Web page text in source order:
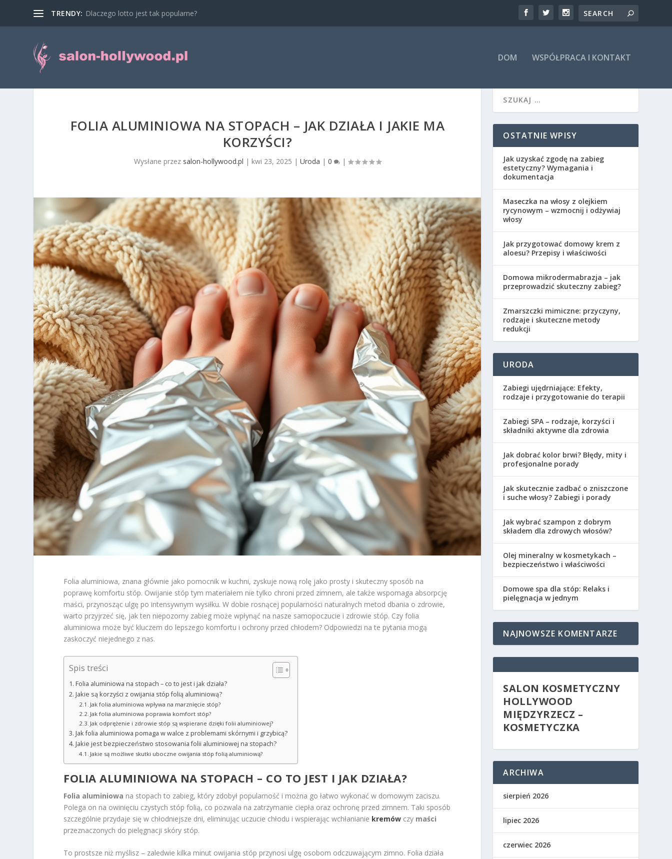
TRENDY: Dlaczego lotto jest tak popularne?
DOM WSPÓŁPRACA I KONTAKT
FOLIA ALUMINIOWA NA STOPACH – JAK DZIAŁA I JAKIE MA
KORZYŚCI?
Wysłane przez salon-hollywood.pl | kwi 23, 2025 | Uroda | 0 |
Folia aluminiowa, znana głównie jako pomocnik w kuchni, zyskuje nową rolę jako prosty i skuteczny sposób na
poprawę komfortu stóp. Owijanie stóp tym materiałem nie tylko chroni przed zimnem, ale także wspomaga absorpcję
maści, przynosząc ulgę po intensywnym wysiłku. W dobie rosnącej popularności naturalnych metod dbania o zdrowie,
warto przyjrzeć się, jak ten niepozorny zabieg może wpłynąć na nasze samopoczucie i zdrowie stóp. Czy folia
aluminiowa może być kluczem do lepszego komfortu i ochrony przed chłodem? Odpowiedzi na te pytania mogą
zaskoczyć niejednego z nas.
Spis treści
Folia aluminiowa na stopach – co to jest i jak działa?
Jakie są korzyści z owijania stóp folią aluminiową?
Jak folia aluminiowa wpływa na marznięcie stóp?
Jak folia aluminiowa poprawia komfort stóp?
Jak odprężenie i zdrowie stóp są wspierane dzięki folii aluminiowej?
Jak folia aluminiowa pomaga w walce z problemami skórnymi i grzybicą?
Jakie jest bezpieczeństwo stosowania folii aluminiowej na stopach?
Jakie są możliwe skutki uboczne owijania stóp folią aluminiową?
FOLIA ALUMINIOWA NA STOPACH – CO TO JEST I JAK DZIAŁA?
Folia aluminiowa na stopach to zabieg, który zdobył popularność i można go łatwo wykonać w domowym zaciszu.
Polega on na owinięciu czystych stóp folią, co pozwala na zatrzymanie ciepła oraz ochronę przed zimnem. Taki sposób
szczególnie przydaje się w chłodniejsze dni, eliminując uczucie chłodu i wspierając wchłanianie kremów czy maści
przeznaczonych do pielęgnacji skóry stóp.
To prostsze niż myślisz – zaledwie kilka minut owijania stóp przynosi ulgę osobom odczuwającym zimno. Folia działa
OSTATNIE WPISY
Jak uzyskać zgodę na zabieg
estetyczny? Wymagania i
dokumentacja
Maseczka na włosy z olejkiem
rycynowym – wzmocnij i odżywiaj
włosy
Jak przygotować domowy krem z
aloesu? Przepisy i właściwości
Domowa mikrodermabrazja – jak
przeprowadzić skuteczny zabieg?
Zmarszczki mimiczne: przyczyny,
rodzaje i skuteczne metody
redukcji
URODA
Zabiegi ujędrniające: Efekty,
rodzaje i przygotowanie do terapii
Zabiegi SPA – rodzaje, korzyści i
składniki aktywne dla zdrowia
Jak dobrać kolor brwi? Błędy, mity i
profesjonalne porady
Jak skutecznie zadbać o zniszczone
i suche włosy? Zabiegi i porady
Jak wybrać szampon z dobrym
składem dla zdrowych włosów?
Olej mineralny w kosmetykach –
bezpieczeństwo i właściwości
Domowe spa dla stóp: Relaks i
pielęgnacja w jednym
NAJNOWSZE KOMENTARZE
SALON KOSMETYCZNY
HOLLYWOOD
MIĘDZYRZECZ –
KOSMETYCZKA
ARCHIWA
sierpień 2026
lipiec 2026
czerwiec 2026